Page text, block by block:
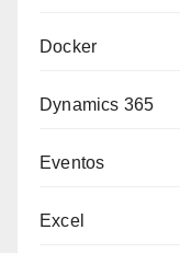
Docker
Dynamics 365
Eventos
Excel